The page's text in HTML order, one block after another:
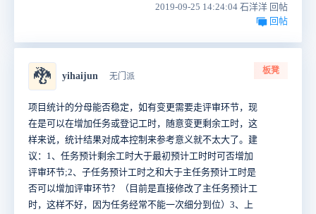
2019-09-25 14:24:04 石洋洋 回帖
回帖
🐉 yihaijun 无门派
板凳
项目统计的分母能否稳定，如有变更需要走评审环节，现
在是可以在增加任务或登记工时，随意变更剩余工时，这
样来说，统计结果对成本控制来参考意义就不太大了。建
议：1、任务预计剩余工时大于最初预计工时时可否增加
评审环节;2、子任务预计工时之和大于主任务预计工时是
否可以增加评审环节？（目前是直接修改了主任务预计工
时，这样不好，因为任务经常不能一次细分到位）3、上